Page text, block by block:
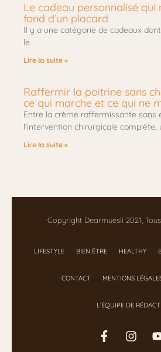
Le cadeau personnalisé qui
fond d’un placard
Il y a une catégorie de cadeaux
le
Lire la suite »
Raffermir la poitrine sans
ce qui marche et ce qui ne
Entre la crème raffermissante sans
l’intervention chirurgicale complète,
Lire la suite »
Copyright Dearmuesli 2021,
LIFESTYLE BIEN ÊTRE HEALTHY
CONTACT MENTIONS
L’ÉQUIPE DE